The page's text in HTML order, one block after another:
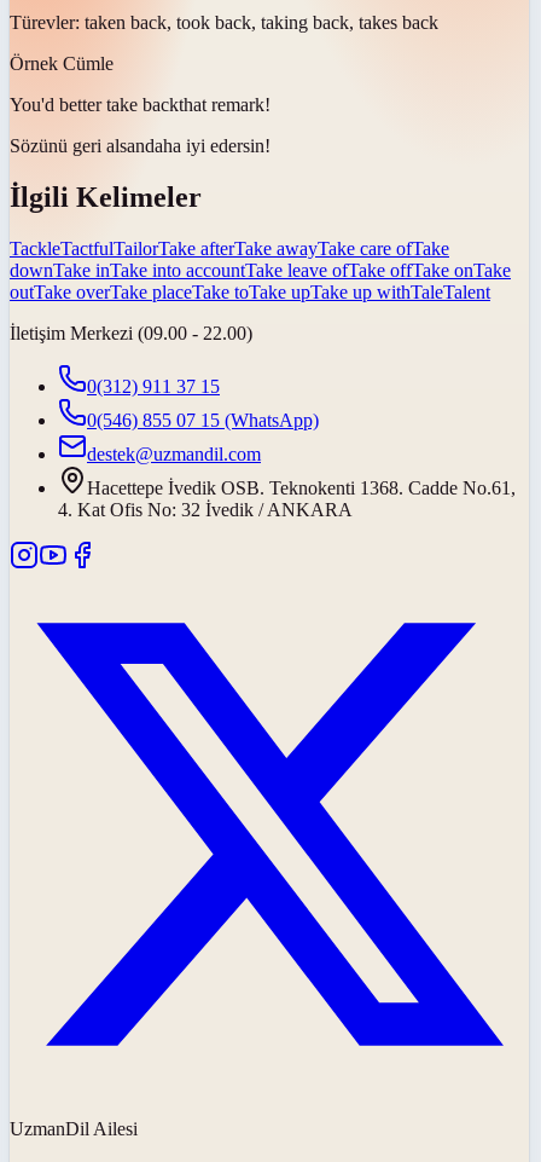
Türevler: taken back, took back, taking back, takes back
Örnek Cümle
You'd better take backthat remark!
Sözünü geri alsandaha iyi edersin!
İlgili Kelimeler
TackleTactfulTailorTake afterTake awayTake care ofTake
downTake inTake into accountTake leave ofTake offTake onTake
outTake overTake placeTake toTake upTake up withTaleTalent
İletişim Merkezi (09.00 - 22.00)
0(312) 911 37 15
0(546) 855 07 15 (WhatsApp)
destek@uzmandil.com
Hacettepe İvedik OSB. Teknokenti 1368. Cadde No.61,
4. Kat Ofis No: 32 İvedik / ANKARA
UzmanDil Ailesi